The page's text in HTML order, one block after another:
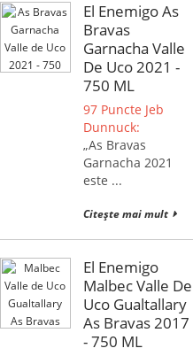
El Enemigo As
Bravas
Garnacha Valle
De Uco 2021 -
750 ML
97 Puncte Jeb
Dunnuck:
„As Bravas
Garnacha 2021
este ...
Citește mai mult
El Enemigo
Malbec Valle De
Uco Gualtallary
As Bravas 2017
- 750 ML